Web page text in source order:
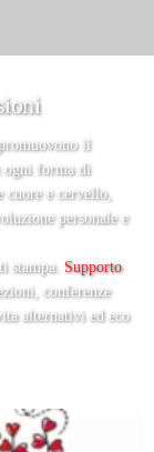
il
ogni forma di
cuore e cervello,
personale e
stampa. Supporto
conferenze
alternativi ed eco